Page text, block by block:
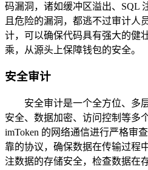
码漏洞，诸如缓冲区溢出、SQL
且危险的漏洞，都逃不过审计人
计，可以确保代码具有强大的健
乘，从源头上保障钱包的安全。
安全审计
安全审计是一个全方位、多
安全、数据加密、访问控制等多
imToken 的网络通信进行严格审
靠的协议，确保数据在传输过程
注数据的存储安全，检查数据在